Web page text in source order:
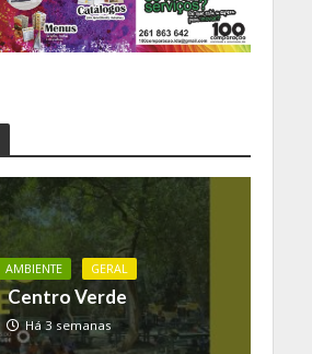
AMBIENTE GERAL
Centro Verde
Há 3 semanas